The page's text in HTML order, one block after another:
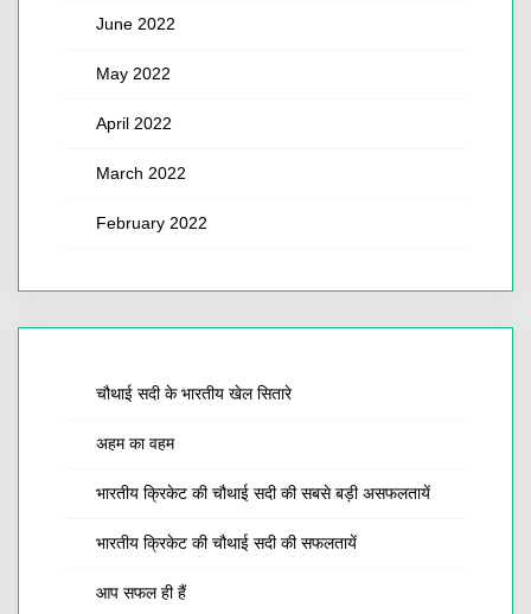
June 2022
May 2022
April 2022
March 2022
February 2022
चौथाई सदी के भारतीय खेल सितारे
अहम का वहम
भारतीय क्रिकेट की चौथाई सदी की सबसे बड़ी असफलतायें
भारतीय क्रिकेट की चौथाई सदी की सफलतायें
आप सफल ही हैं